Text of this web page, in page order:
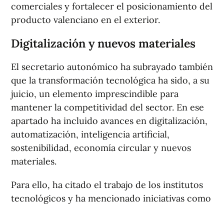
comerciales y fortalecer el posicionamiento del
producto valenciano en el exterior.
Digitalización y nuevos materiales
El secretario autonómico ha subrayado también
que la transformación tecnológica ha sido, a su
juicio, un elemento imprescindible para
mantener la competitividad del sector. En ese
apartado ha incluido avances en digitalización,
automatización, inteligencia artificial,
sostenibilidad, economía circular y nuevos
materiales.
Para ello, ha citado el trabajo de los institutos
tecnológicos y ha mencionado iniciativas como